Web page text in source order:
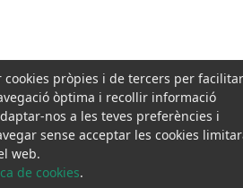
pròpies i de tercers per
òptima i recollir informació
nos a les teves preferències i
sense acceptar les cookies
web.
de cookies.